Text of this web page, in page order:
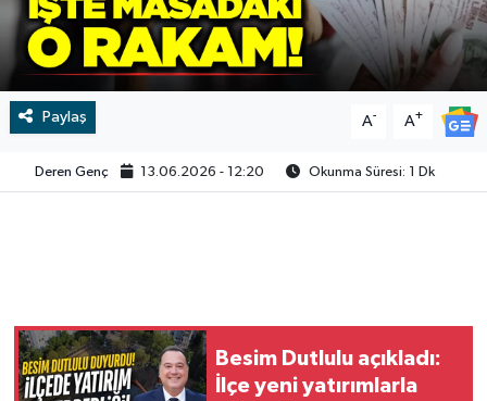
Paylaş A- A+
Deren Genç 13.06.2026 - 12:20 Okunma Süresi: 1 Dk
Besim Dutlulu açıkladı:
İlçe yeni yatırımlarla
Video